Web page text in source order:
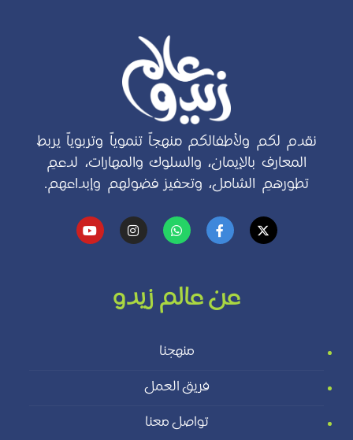
نقدم لكم ولأطفالكم منهجاً تنموياً وتربوياً يربط
المعارف بالإيمان، والسلوك والمهارات، لدعمِ
تطورهمِ الشامل، وتحفيز فضولهم وإبداعهم.
عن عالم زيدو
منهجنا
فريق العمل
تواصل معنا